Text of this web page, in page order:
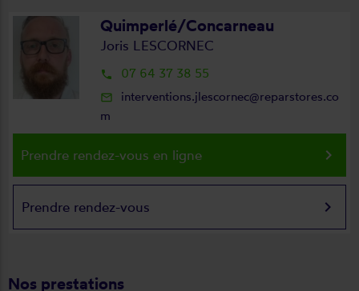
Quimperlé/Concarneau
Joris LESCORNEC
local_phone 07 64 37 38 55
mail_outline
interventions.jlescornec@reparstores.co
m
Prendre rendez-vous en ligne keyboard_arrow_right
Prendre rendez-vous keyboard_arrow_right
Nos prestations